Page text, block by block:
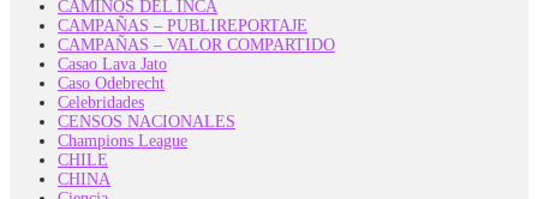
CAMINOS DEL INCA
CAMPAÑAS – PUBLIREPORTAJE
CAMPAÑAS – VALOR COMPARTIDO
Casao Lava Jato
Caso Odebrecht
Celebridades
CENSOS NACIONALES
Champions League
CHILE
CHINA